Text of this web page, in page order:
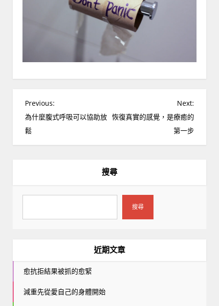
文
章
導
覽
Previous:
為什麼腹式呼吸可以協助放
鬆
Next:
恢復真實的感覺，是療癒的
第一步
搜尋
搜尋
近期文章
愈抗拒結果被抓的愈緊
減重先從愛自己的身體開始